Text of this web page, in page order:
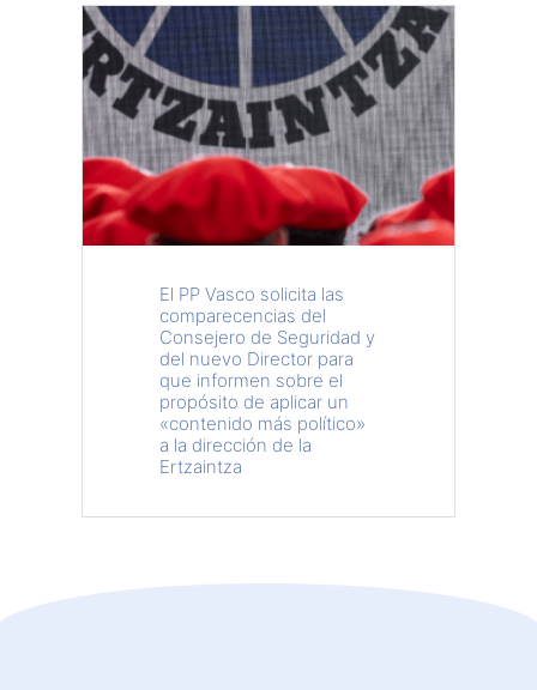
El PP Vasco solicita las
comparecencias del
Consejero de Seguridad y
del nuevo Director para
que informen sobre el
propósito de aplicar un
«contenido más político»
a la dirección de la
Ertzaintza